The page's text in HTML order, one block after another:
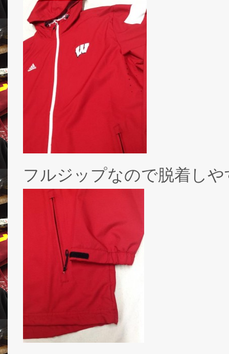
フルジップなので脱着し